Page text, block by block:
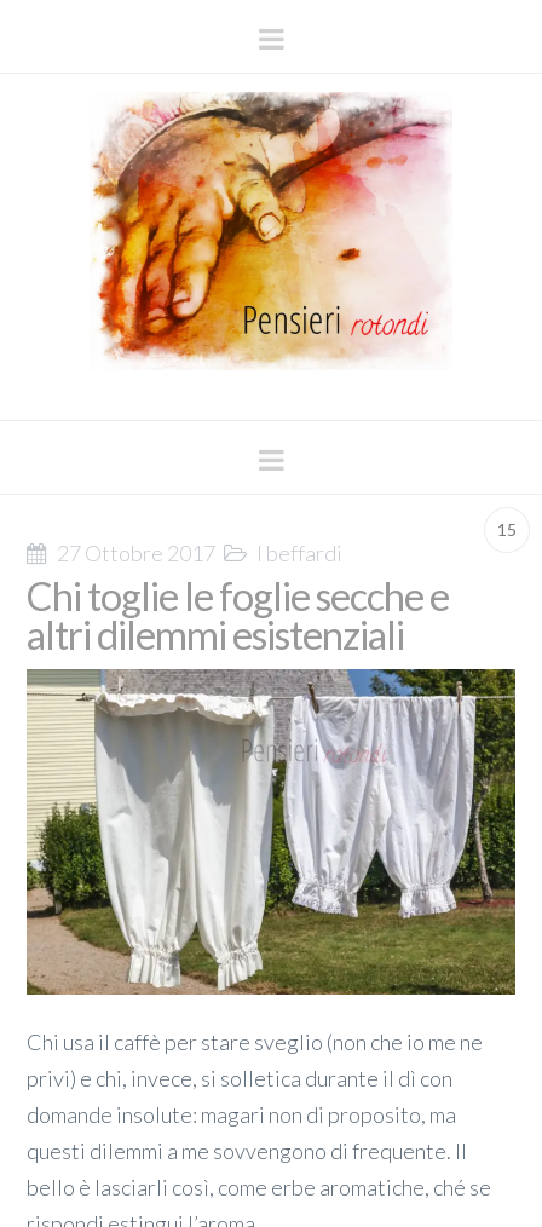
Navigation
Navigation
15
27 Ottobre 2017 I beffardi
Chi toglie le foglie secche e
altri dilemmi esistenziali
Chi usa il caffè per stare sveglio (non che io me ne
privi) e chi, invece, si solletica durante il dì con
domande insolute: magari non di proposito, ma
questi dilemmi a me sovvengono di frequente. Il
bello è lasciarli così, come erbe aromatiche, ché se